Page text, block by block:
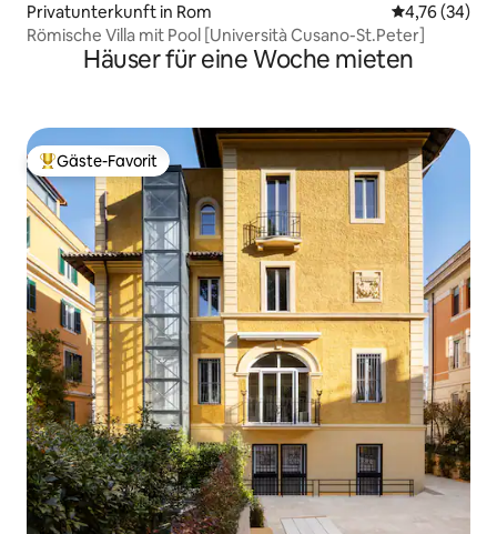
Privatunterkunft in Rom
4,76 (34)
Römische Villa mit Pool [Università Cusano-St.Peter]
Häuser für eine Woche mieten
Beliebter Gäste-Favorit.
Gäste-Favorit